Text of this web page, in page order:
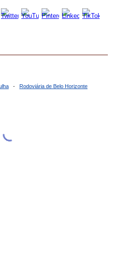
- Rodoviária de Belo Horizonte